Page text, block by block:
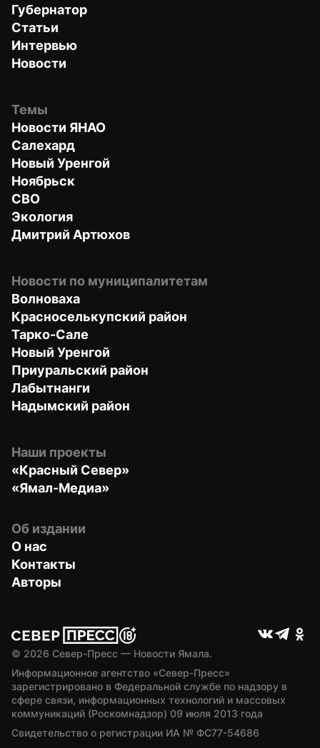
Губернатор
Статьи
Интервью
Новости
Темы
Новости ЯНАО
Салехард
Новый Уренгой
Ноябрьск
СВО
Экология
Дмитрий Артюхов
Новости по муниципалитетам
Волноваха
Красноселькупский район
Тарко-Сале
Новый Уренгой
Приуральский район
Лабытнанги
Надымский район
Наши проекты
«Красный Север»
«Ямал-Медиа»
Об издании
О нас
Контакты
Авторы
© 2026 Север-Пресс — Новости Ямала.
Информационное агентство «Север-Пресс»
зарегистрировано в Федеральной службе по надзору в
сфере связи, информационных технологий и массовых
коммуникаций (Роскомнадзор) 09 июля 2013 года
Свидетельство о регистрации ИА № ФС77-54686